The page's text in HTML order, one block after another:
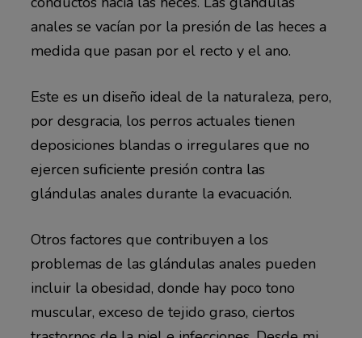
anales se vacían por la presión de las heces a
medida que pasan por el recto y el ano.
Este es un diseño ideal de la naturaleza, pero,
por desgracia, los perros actuales tienen
deposiciones blandas o irregulares que no
ejercen suficiente presión contra las
glándulas anales durante la evacuación.
Otros factores que contribuyen a los
problemas de las glándulas anales pueden
incluir la obesidad, donde hay poco tono
muscular, exceso de tejido graso, ciertos